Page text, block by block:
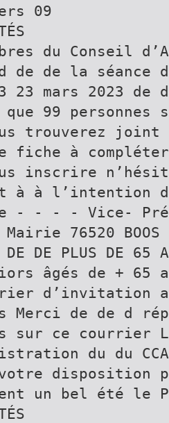
09
du Conseil
de la séance
23 mars 2023
que 99
trouverez
fiche à
inscrire
à à l’intention
- - - - Vice-
76520 BOOS
DE DE PLUS DE 65
âgés de + 65
d’invitation
Merci de de d
sur ce courrier
du du
disposition
un bel été le